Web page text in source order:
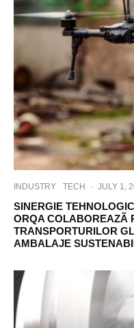
INDUSTRY TECH · JULY 1,
SINERGIE
ORQA COLABOREAZÃ
TRANSPORTURILOR
AMBALAJE